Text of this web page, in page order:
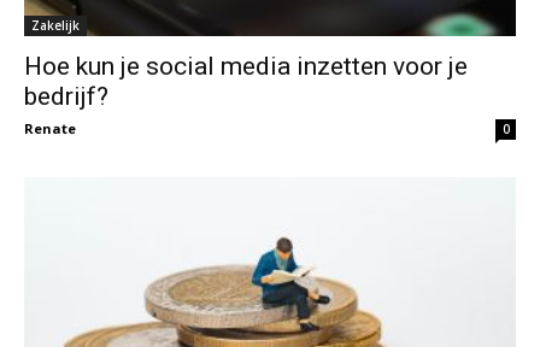
Zakelijk
Hoe kun je social media inzetten voor je
bedrijf?
Renate 0